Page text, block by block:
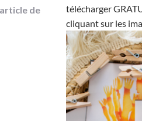
de
télécharger
cliquant sur les